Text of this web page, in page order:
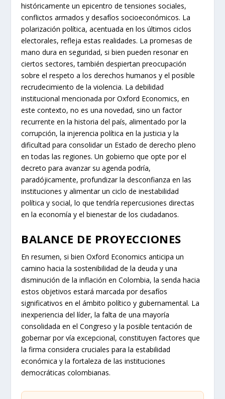
históricamente un epicentro de tensiones sociales,
conflictos armados y desafíos socioeconómicos. La
polarización política, acentuada en los últimos ciclos
electorales, refleja estas realidades. La promesas de
mano dura en seguridad, si bien pueden resonar en
ciertos sectores, también despiertan preocupación
sobre el respeto a los derechos humanos y el posible
recrudecimiento de la violencia. La debilidad
institucional mencionada por Oxford Economics, en
este contexto, no es una novedad, sino un factor
recurrente en la historia del país, alimentado por la
corrupción, la injerencia política en la justicia y la
dificultad para consolidar un Estado de derecho pleno
en todas las regiones. Un gobierno que opte por el
decreto para avanzar su agenda podría,
paradójicamente, profundizar la desconfianza en las
instituciones y alimentar un ciclo de inestabilidad
política y social, lo que tendría repercusiones directas
en la economía y el bienestar de los ciudadanos.
BALANCE DE PROYECCIONES
En resumen, si bien Oxford Economics anticipa un
camino hacia la sostenibilidad de la deuda y una
disminución de la inflación en Colombia, la senda hacia
estos objetivos estará marcada por desafíos
significativos en el ámbito político y gubernamental. La
inexperiencia del líder, la falta de una mayoría
consolidada en el Congreso y la posible tentación de
gobernar por vía excepcional, constituyen factores que
la firma considera cruciales para la estabilidad
económica y la fortaleza de las instituciones
democráticas colombianas.